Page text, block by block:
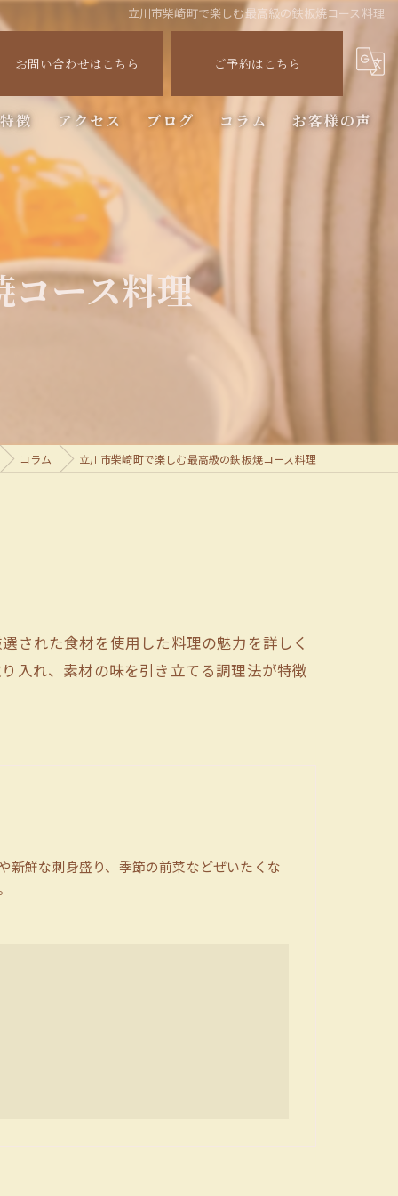
立川市柴崎町で楽しむ最高級の鉄板焼コース料理
お問い合わせはこちら ご予約はこちら
徴
テーキ
アクセス ブログ コラム お客様の声
コース料理
コラム 立川市柴崎町で楽しむ最高級の鉄板焼コース料理
された食材を使用した料理の魅力を詳しく
入れ、素材の味を引き立てる調理法が特徴
新鮮な刺身盛り、季節の前菜などぜいたくな